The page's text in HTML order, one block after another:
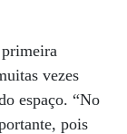
vezes
espaço. “No
pois